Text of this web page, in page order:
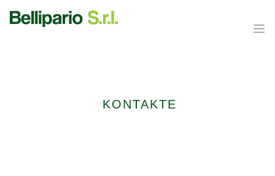
SAISON UND PRODUKTEKONTAKTE